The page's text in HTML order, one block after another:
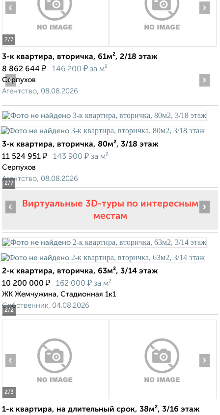
2/7
‹ ›
3-к квартира, вторичка, 61м², 2/18 этаж
8 862 644 ₽ 146 200 ₽ за м²
Серпухов
Агентство, 08.08.2026
2/7
‹ ›
3-к квартира, вторичка, 80м², 3/18 этаж
11 524 951 ₽ 143 900 ₽ за м²
Серпухов
Агентство, 08.08.2026
Виртуальные 3D-туры по интересным
местам
2/2
‹ ›
2-к квартира, вторичка, 63м², 3/14 этаж
10 200 000 ₽ 162 000 ₽ за м²
ЖК Жемчужина, Стадионная 1к1
Собственник, 04.08.2026
2/3
‹ ›
1-к квартира, на длительный срок, 38м², 3/16 этаж